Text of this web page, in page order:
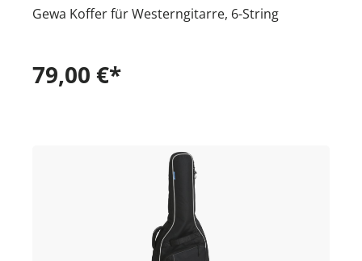
Gewa Koffer für Westerngitarre, 6-String
79,00 €*